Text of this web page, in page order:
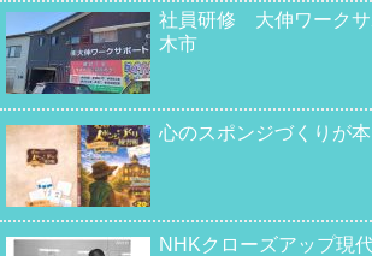
社員研修 大伸ワーク
木市
心のスポンジづくりが本
NHKクローズアップ現